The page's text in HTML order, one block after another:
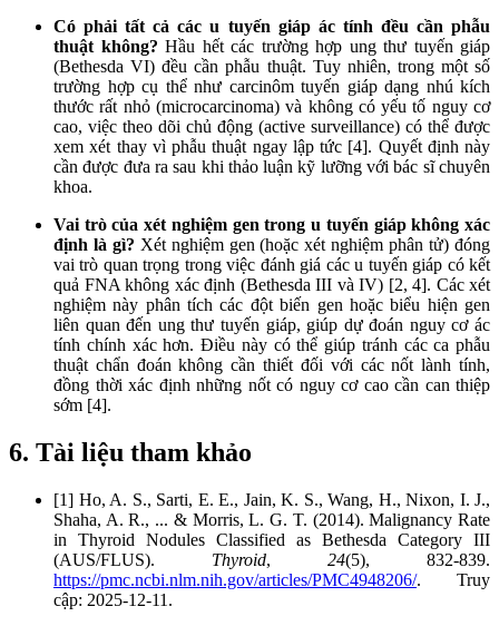
Có phải tất cả các u tuyến giáp ác tính đều cần phẫu
thuật không? Hầu hết các trường hợp ung thư tuyến giáp
(Bethesda VI) đều cần phẫu thuật. Tuy nhiên, trong một số
trường hợp cụ thể như carcinôm tuyến giáp dạng nhú kích
thước rất nhỏ (microcarcinoma) và không có yếu tố nguy cơ
cao, việc theo dõi chủ động (active surveillance) có thể được
xem xét thay vì phẫu thuật ngay lập tức [4]. Quyết định này
cần được đưa ra sau khi thảo luận kỹ lưỡng với bác sĩ chuyên
khoa.
Vai trò của xét nghiệm gen trong u tuyến giáp không xác
định là gì? Xét nghiệm gen (hoặc xét nghiệm phân tử) đóng
vai trò quan trọng trong việc đánh giá các u tuyến giáp có kết
quả FNA không xác định (Bethesda III và IV) [2, 4]. Các xét
nghiệm này phân tích các đột biến gen hoặc biểu hiện gen
liên quan đến ung thư tuyến giáp, giúp dự đoán nguy cơ ác
tính chính xác hơn. Điều này có thể giúp tránh các ca phẫu
thuật chẩn đoán không cần thiết đối với các nốt lành tính,
đồng thời xác định những nốt có nguy cơ cao cần can thiệp
sớm [4].
6. Tài liệu tham khảo
[1] Ho, A. S., Sarti, E. E., Jain, K. S., Wang, H., Nixon, I. J.,
Shaha, A. R., ... & Morris, L. G. T. (2014). Malignancy Rate
in Thyroid Nodules Classified as Bethesda Category III
(AUS/FLUS). Thyroid, 24(5), 832-839.
https://pmc.ncbi.nlm.nih.gov/articles/PMC4948206/. Truy
cập: 2025-12-11.